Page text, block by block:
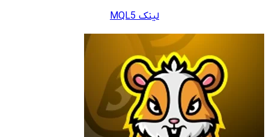
لینک MQL5